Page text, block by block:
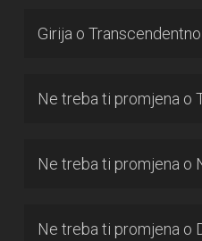
Girija o Transcendentno
Ne treba ti promjena o
Ne treba ti promjena o
Ne treba ti promjena o